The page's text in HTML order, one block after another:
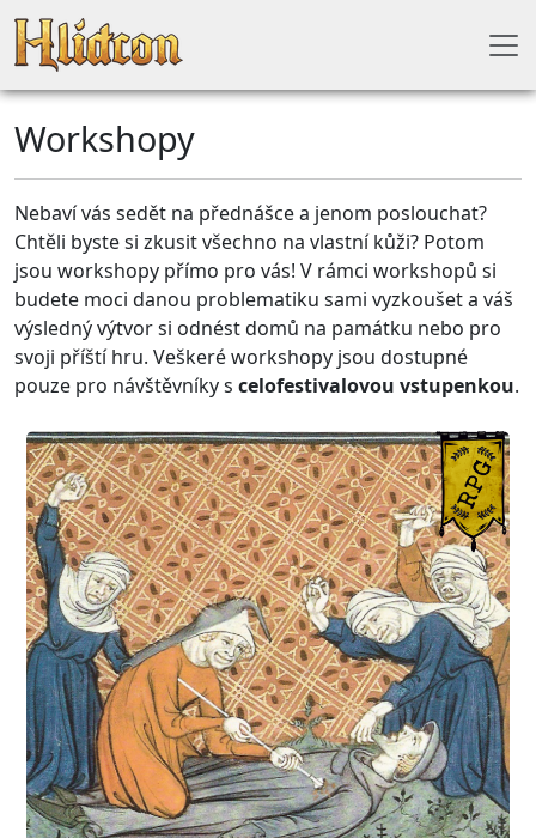
Workshopy
Nebaví vás sedět na přednášce a jenom poslouchat?
Chtěli byste si zkusit všechno na vlastní kůži? Potom
jsou workshopy přímo pro vás! V rámci workshopů si
budete moci danou problematiku sami vyzkoušet a váš
výsledný výtvor si odnést domů na památku nebo pro
svoji příští hru. Veškeré workshopy jsou dostupné
pouze pro návštěvníky s celofestivalovou vstupenkou.